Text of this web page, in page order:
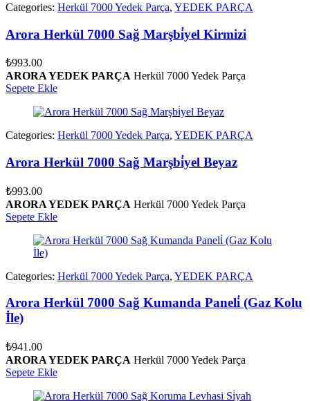
Categories: Herkül 7000 Yedek Parça, YEDEK PARÇA
Arora Herkül 7000 Sağ Marşbi̇yel Kirmizi
₺993.00
ARORA YEDEK PARÇA Herkül 7000 Yedek Parça
Sepete Ekle
Categories: Herkül 7000 Yedek Parça, YEDEK PARÇA
Arora Herkül 7000 Sağ Marşbi̇yel Beyaz
₺993.00
ARORA YEDEK PARÇA Herkül 7000 Yedek Parça
Sepete Ekle
Categories: Herkül 7000 Yedek Parça, YEDEK PARÇA
Arora Herkül 7000 Sağ Kumanda Paneli̇ (Gaz Kolu
İle)
₺941.00
ARORA YEDEK PARÇA Herkül 7000 Yedek Parça
Sepete Ekle